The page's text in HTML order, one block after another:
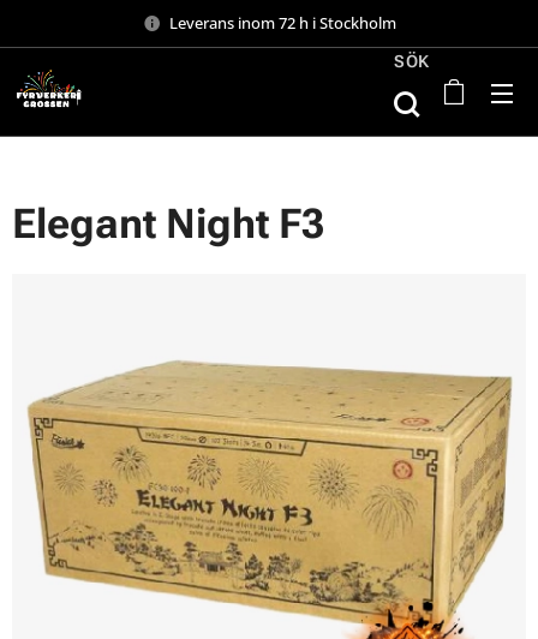
Leverans inom 72 h i Stockholm
SÖK
Elegant Night F3